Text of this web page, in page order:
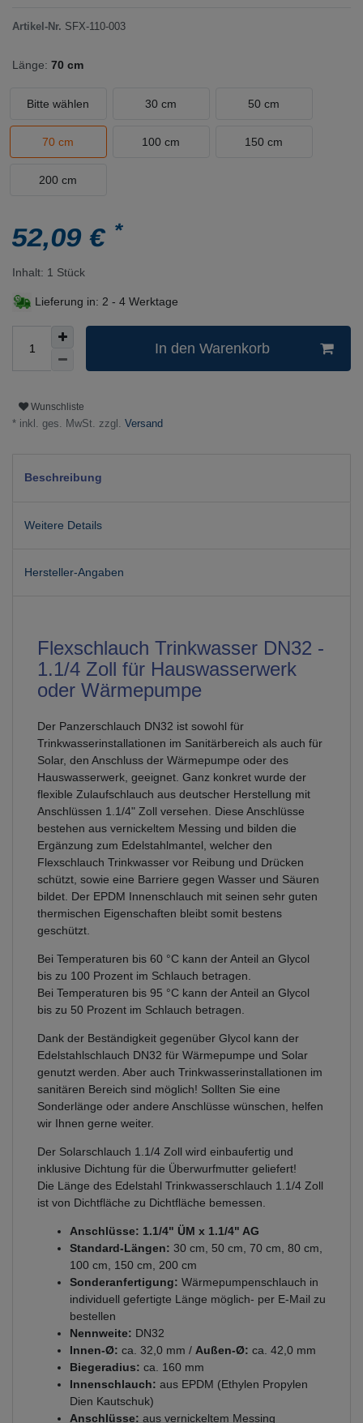
Artikel-Nr. SFX-110-003
Länge: 70 cm
Bitte wählen 30 cm 50 cm
70 cm 100 cm 150 cm
200 cm
52,09 €*
Inhalt: 1 Stück
Lieferung in: 2 - 4 Werktage
In den Warenkorb
Wunschliste
* inkl. ges. MwSt. zzgl. Versand
Beschreibung
Weitere Details
Hersteller-Angaben
Flexschlauch Trinkwasser DN32 -
1.1/4 Zoll für Hauswasserwerk
oder Wärmepumpe
Der Panzerschlauch DN32 ist sowohl für
Trinkwasserinstallationen im Sanitärbereich als auch für
Solar, den Anschluss der Wärmepumpe oder des
Hauswasserwerk, geeignet. Ganz konkret wurde der
flexible Zulaufschlauch aus deutscher Herstellung mit
Anschlüssen 1.1/4" Zoll versehen. Diese Anschlüsse
bestehen aus vernickeltem Messing und bilden die
Ergänzung zum Edelstahlmantel, welcher den
Flexschlauch Trinkwasser vor Reibung und Drücken
schützt, sowie eine Barriere gegen Wasser und Säuren
bildet. Der EPDM Innenschlauch mit seinen sehr guten
thermischen Eigenschaften bleibt somit bestens
geschützt.
Bei Temperaturen bis 60 °C kann der Anteil an Glycol
bis zu 100 Prozent im Schlauch betragen.
Bei Temperaturen bis 95 °C kann der Anteil an Glycol
bis zu 50 Prozent im Schlauch betragen.
Dank der Beständigkeit gegenüber Glycol kann der
Edelstahlschlauch DN32 für Wärmepumpe und Solar
genutzt werden. Aber auch Trinkwasserinstallationen im
sanitären Bereich sind möglich! Sollten Sie eine
Sonderlänge oder andere Anschlüsse wünschen, helfen
wir Ihnen gerne weiter.
Der Solarschlauch 1.1/4 Zoll wird einbaufertig und
inklusive Dichtung für die Überwurfmutter geliefert!
Die Länge des Edelstahl Trinkwasserschlauch 1.1/4 Zoll
ist von Dichtfläche zu Dichtfläche bemessen.
Anschlüsse: 1.1/4" ÜM x 1.1/4" AG
Standard-Längen: 30 cm, 50 cm, 70 cm, 80 cm,
100 cm, 150 cm, 200 cm
Sonderanfertigung: Wärmepumpenschlauch in
individuell gefertigte Länge möglich- per E-Mail zu
bestellen
Nennweite: DN32
Innen-Ø: ca. 32,0 mm / Außen-Ø: ca. 42,0 mm
Biegeradius: ca. 160 mm
Innenschlauch: aus EPDM (Ethylen Propylen
Dien Kautschuk)
Anschlüsse: aus vernickeltem Messing